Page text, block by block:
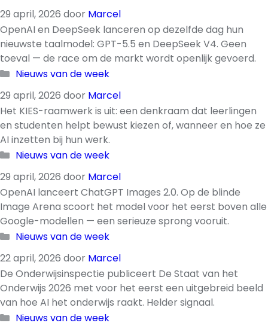
29 april, 2026 door Marcel
OpenAI en DeepSeek lanceren op dezelfde dag hun
nieuwste taalmodel: GPT-5.5 en DeepSeek V4. Geen
toeval — de race om de markt wordt openlijk gevoerd.
Categorieën
Nieuws van de week
29 april, 2026 door Marcel
Het KIES-raamwerk is uit: een denkraam dat leerlingen
en studenten helpt bewust kiezen of, wanneer en hoe ze
AI inzetten bij hun werk.
Categorieën
Nieuws van de week
29 april, 2026 door Marcel
OpenAI lanceert ChatGPT Images 2.0. Op de blinde
Image Arena scoort het model voor het eerst boven alle
Google-modellen — een serieuze sprong vooruit.
Categorieën
Nieuws van de week
22 april, 2026 door Marcel
De Onderwijsinspectie publiceert De Staat van het
Onderwijs 2026 met voor het eerst een uitgebreid beeld
van hoe AI het onderwijs raakt. Helder signaal.
Categorieën
Nieuws van de week